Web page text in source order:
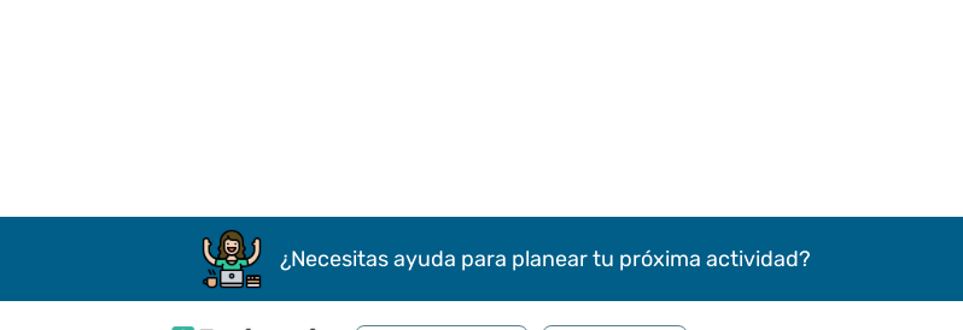
¿Necesitas ayuda para planear tu próxima actividad?